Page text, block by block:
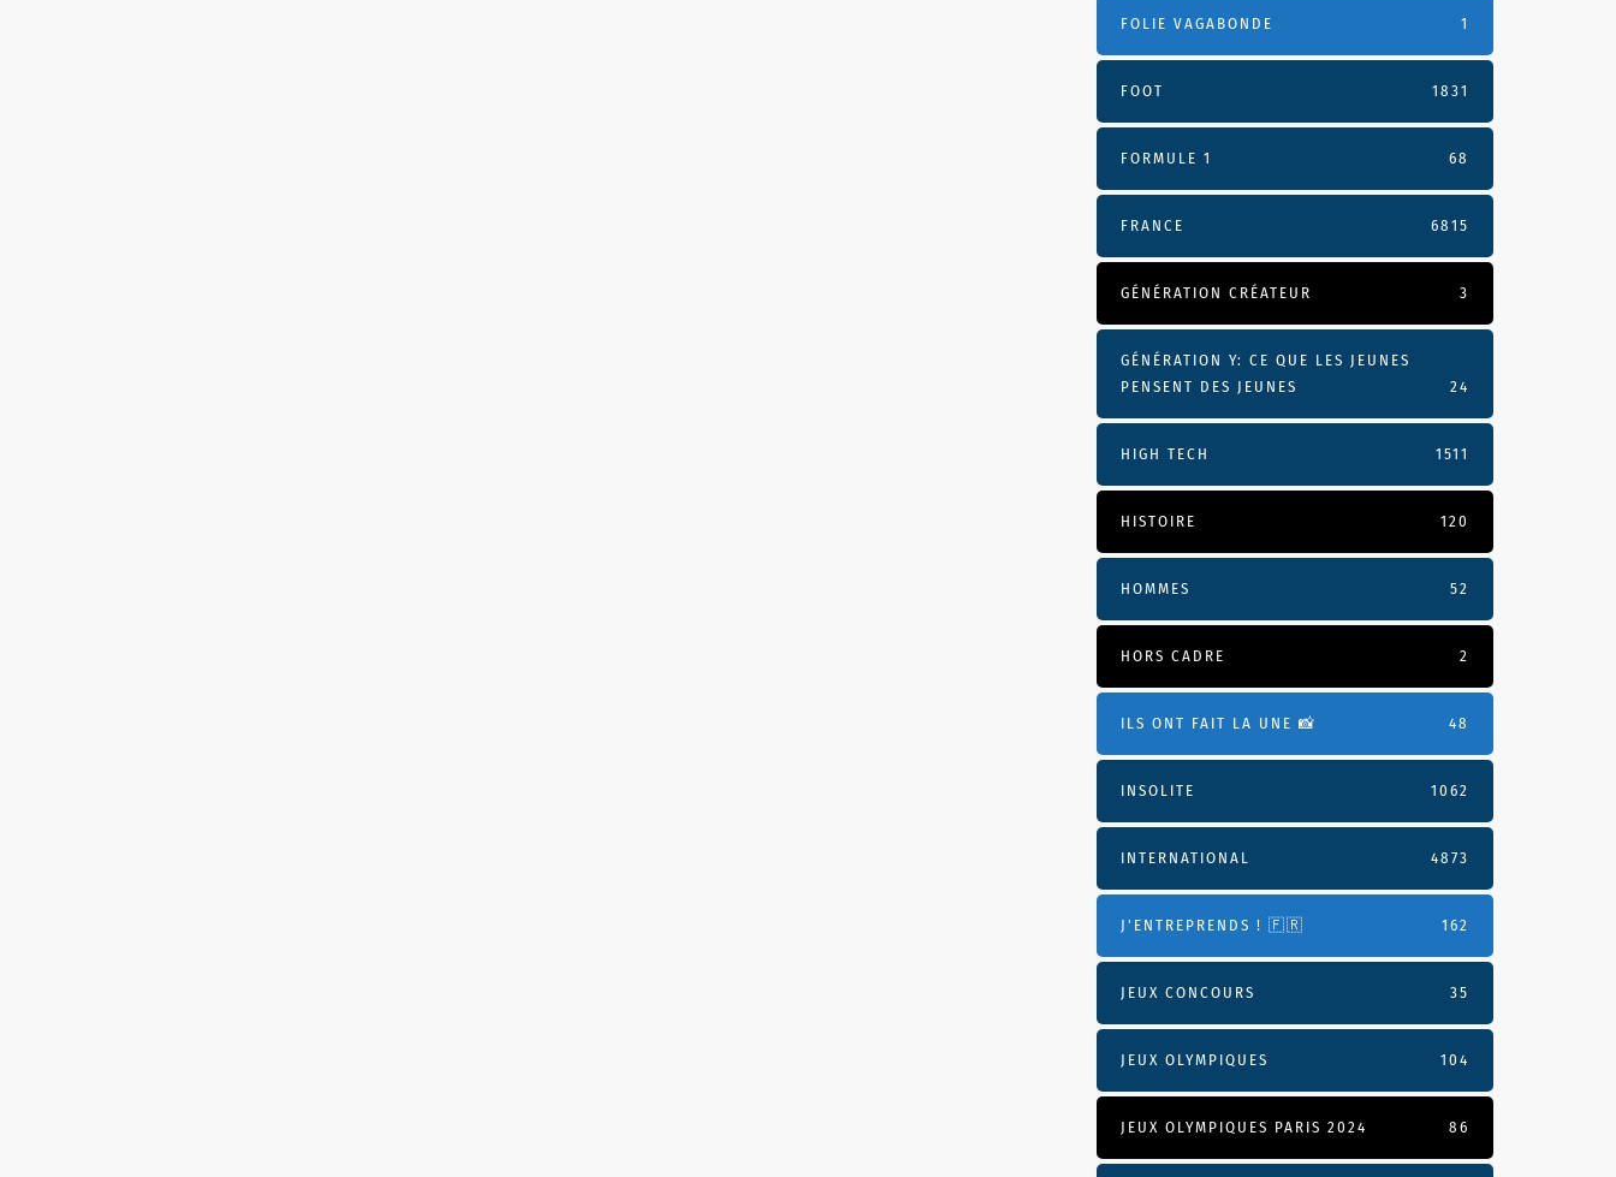
FOLIE VAGABONDE 1
FOOT 1831
FORMULE 1 68
FRANCE 6815
GÉNÉRATION CRÉATEUR 3
GÉNÉRATION Y: CE QUE LES JEUNES
PENSENT DES JEUNES
24
HIGH TECH 1511
HISTOIRE 120
HOMMES 52
HORS CADRE 2
ILS ONT FAIT LA UNE 📸 48
INSOLITE 1062
INTERNATIONAL 4873
J'ENTREPRENDS ! 🇫🇷 162
JEUX CONCOURS 35
JEUX OLYMPIQUES 104
JEUX OLYMPIQUES PARIS 2024 86